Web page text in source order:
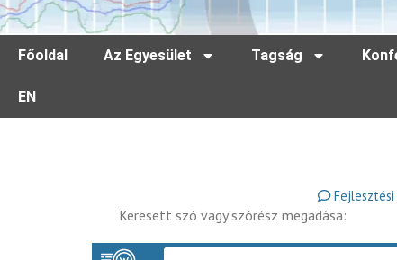
Főoldal Az Egyesület Tagság
EN
Fejlesztési
Keresett szó vagy szórész megadása: